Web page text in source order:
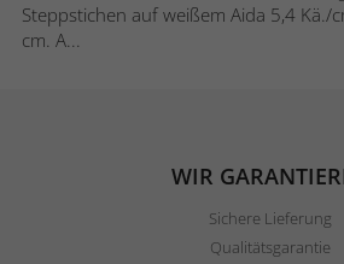
Steppstichen auf weißem Aida 5,4 Kä./
cm. A...
WIR
Sichere Lieferung
Qualitätsgarantie